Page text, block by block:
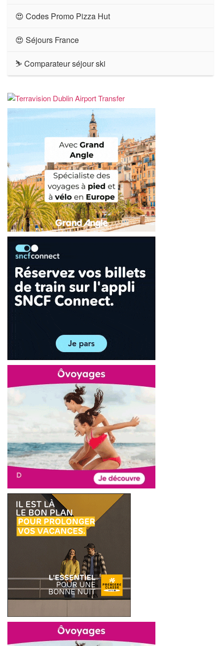
😍 Codes Promo Pizza Hut
😍 Séjours France
⛷ Comparateur séjour ski